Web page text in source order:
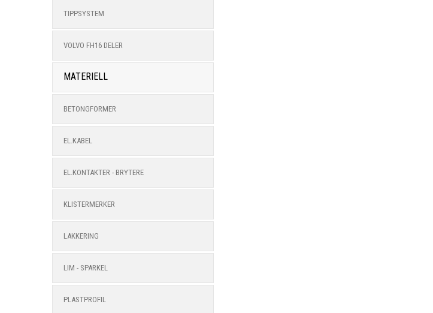
TIPPSYSTEM
VOLVO FH16 DELER
MATERIELL
BETONGFORMER
EL.KABEL
EL.KONTAKTER - BRYTERE
KLISTERMERKER
LAKKERING
LIM - SPARKEL
PLASTPROFIL